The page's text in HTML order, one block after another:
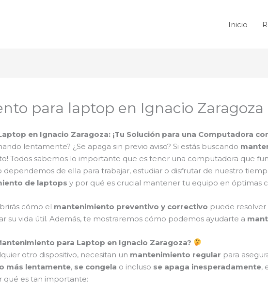
Inicio
para laptop en Ignacio Zaragoza
en Ignacio Zaragoza: ¡Tu Solución para una Computadora
lentamente? ¿Se apaga sin previo aviso? Si estás buscando
Todos sabemos lo importante que es tener una computadora que
de ella para trabajar, estudiar o disfrutar de nuestro
de laptops y por qué es crucial mantener tu equipo en óptimas
cómo el mantenimiento preventivo y correctivo puede
su vida útil. Además, te mostraremos cómo podemos ayudarte a
para Laptop en Ignacio Zaragoza?
otro dispositivo, necesitan un mantenimiento regular para
más lentamente, se congela o incluso se apaga inesperadamente,
qué es tan importante: